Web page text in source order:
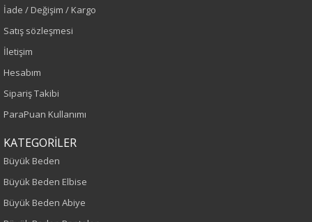
Sezon
İlkbahar-Yaz
Yaş Grubu
Kalıp
Büyük Beden
Boy
İade / Değişim / Kargo
Satış sözleşmesi
İletişim
Hesabım
Sipariş Takibi
ParaPuan Kullanımı
KATEGORİLER
Büyük Beden
Büyük Beden Elbise
Büyük Beden Abiye